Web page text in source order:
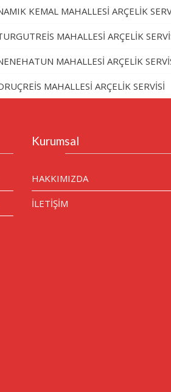
KEMAL MAHALLESİ ARÇELİK
MAHALLESİ ARÇELİK
MAHALLESİ ARÇELİK
MAHALLESİ ARÇELİK SERVİSİ
Kurumsal
HAKKIMIZDA
İLETİŞİM